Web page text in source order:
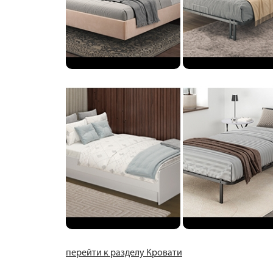
перейти к разделу Кровати